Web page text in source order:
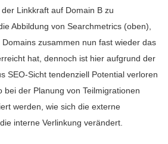
Linkkraft auf Domain B zu
Abbildung von Searchmetrics (oben),
zusammen nun fast wieder das
hat, dennoch ist hier aufgrund der
SEO-Sicht tendenziell Potential verloren
bei der Planung von Teilmigrationen
werden, wie sich die externe
interne Verlinkung verändert.